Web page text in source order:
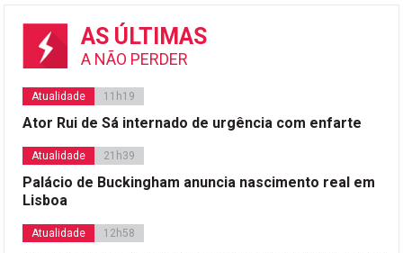
AS ÚLTIMAS
A NÃO PERDER
Atualidade 11h19
Ator Rui de Sá internado de urgência com enfarte
Atualidade 21h39
Palácio de Buckingham anuncia nascimento real em
Lisboa
Atualidade 12h58